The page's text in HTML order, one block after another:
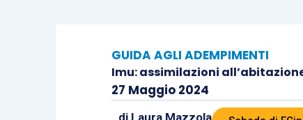
GUIDA AGLI ADEMPIMENTI
Imu: assimilazioni
27 Maggio 2024
di Laura Mazzola